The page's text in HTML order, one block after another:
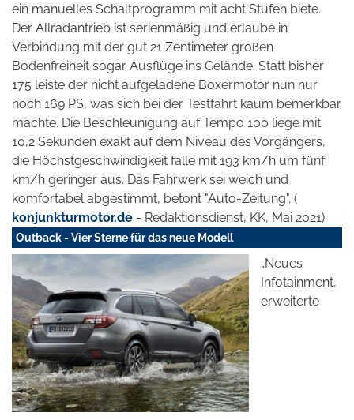
ein manuelles Schaltprogramm mit acht Stufen biete.
Der Allradantrieb ist serienmäßig und erlaube in
Verbindung mit der gut 21 Zentimeter großen
Bodenfreiheit sogar Ausflüge ins Gelände. Statt bisher
175 leiste der nicht aufgeladene Boxermotor nun nur
noch 169 PS, was sich bei der Testfahrt kaum bemerkbar
machte. Die Beschleunigung auf Tempo 100 liege mit
10,2 Sekunden exakt auf dem Niveau des Vorgängers,
die Höchstgeschwindigkeit falle mit 193 km/h um fünf
km/h geringer aus. Das Fahrwerk sei weich und
komfortabel abgestimmt, betont "Auto-Zeitung". (
konjunkturmotor.de - Redaktionsdienst, KK, Mai 2021)
Outback - Vier Sterne für das neue Modell
„Neues
Infotainment,
erweiterte